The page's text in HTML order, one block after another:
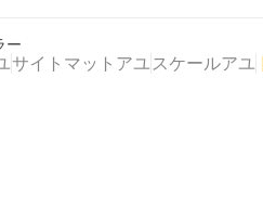
ー
サイトマットアユ スケールアユ